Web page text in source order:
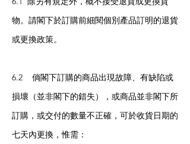
物。請閣下於訂購前細閱個別產品訂明的退貨
或更換政策。
6.2 倘閣下訂購的商品出現故障、有缺陷或
損壞（並非閣下的錯失），或商品並非閣下所
訂購，或交付的數量不正確，可於收貨日期的
七天內更換，惟需：